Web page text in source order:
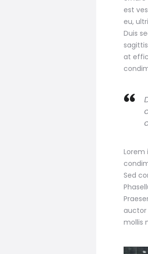
est
eu,
Duis
at
Lorem
Sed
auctor
mollis